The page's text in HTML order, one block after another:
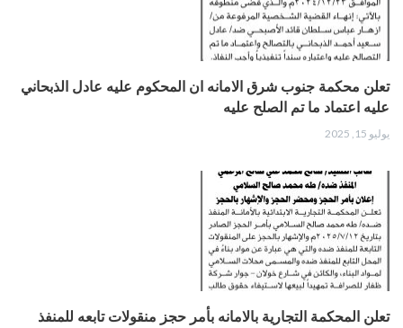
تعلن محكمة جنوب شرق الامانه ان المحكوم عليه عادل الذبحاني
عليه اعتماد ما تم الصلح عليه
يوليو 15, 2025
تعلن المحكمة التجارية بالامانه بأمر حجز منقولات تابعه للمنفذ